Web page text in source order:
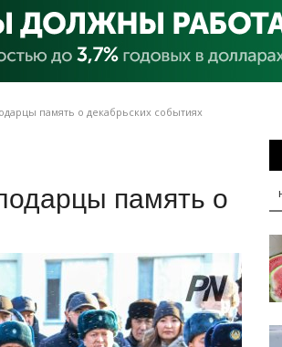
память о декабрьских событиях
память о